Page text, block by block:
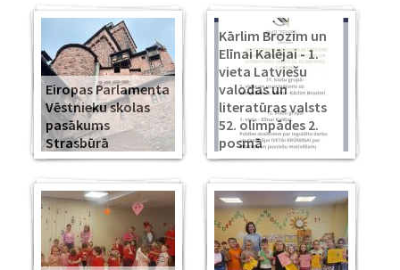
Eiropas Parlamenta
Vēstnieku skolas
pasākums
Strasbūrā
Kārlim Brozim un
Elīnai Kalējai - 1.
vieta Latviešu
valodas un
literatūras valsts
52. olimpādes 2.
posmā